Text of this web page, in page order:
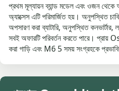
প্রথম মূল্যায়ন ব্যান্ড মডেল এবং ওজন থেকে
অ্যাক্সেস এটি পরিমার্জিত হয়। অনুপস্থিত চাবি,
অপসারণ করা ব্যাটারি, অনুপস্থিত কনভার্টার,
সবই অফারটি পরিবর্তন করতে পারে। প্রায়
করা গাড়ি এবং M6 5 সময় সংগ্রহকে